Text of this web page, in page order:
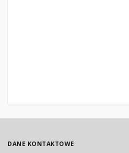
DANE KONTAKTOWE